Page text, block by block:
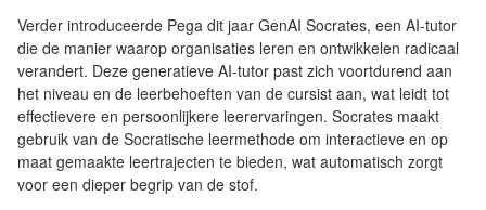
Verder introduceerde Pega dit jaar GenAI Socrates, een AI-tutor
die de manier waarop organisaties leren en ontwikkelen radicaal
verandert. Deze generatieve AI-tutor past zich voortdurend aan
het niveau en de leerbehoeften van de cursist aan, wat leidt tot
effectievere en persoonlijkere leerervaringen. Socrates maakt
gebruik van de Socratische leermethode om interactieve en op
maat gemaakte leertrajecten te bieden, wat automatisch zorgt
voor een dieper begrip van de stof.